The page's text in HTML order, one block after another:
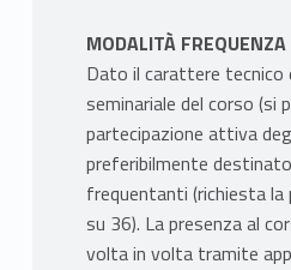
MODALITÀ FREQUENZA
Dato il carattere
seminariale del corso (si
partecipazione attiva
preferibilmente
frequentanti (richiesta la
su 36). La presenza al
volta in volta tramite